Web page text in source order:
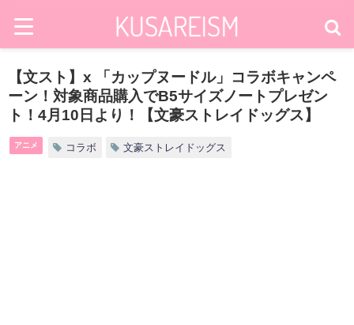
【文スト】x 「カップヌードル」コラボキャンペ
ーン！対象商品購入でB5サイズノートプレゼン
ト！4月10日より！【文豪ストレイドッグス】
アニメ コラボ 文豪ストレイドッグス